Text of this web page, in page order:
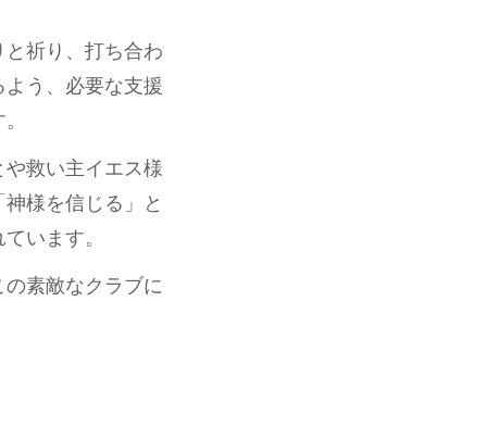
祈り、打ち合わ
う、必要な支援
救い主イエス様
様を信じる」と
います。
素敵なクラブに